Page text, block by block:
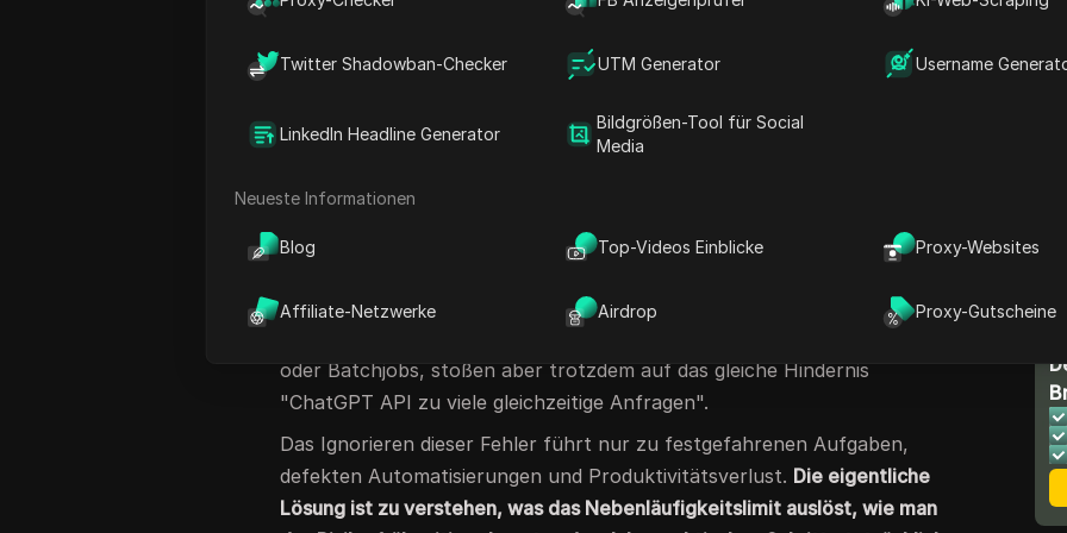
Twitter Shadowban-Checker UTM Generator Username
LinkedIn Headline Generator
Bildgrößen-Tool für Social
Media
Neueste Informationen
Blog Top-Videos Einblicke Proxy-Websites
Affiliate-Netzwerke Airdrop Proxy-Gutscheine
nicht beim Testen. Die API-Dokumentation von OpenAI ist klar bezüglich
Nebenläufigkeitsgrenzen, aber die reale Welt wirft weitere
Herausforderungen: Teammitglieder setzen bei geringer Nutzung auf
"ChatGPT zu viele Anfragen"-Warnungen, und Massenaufträge können
stundenlang ins Stocken kommen, wenn man die Warteschlange nicht
ein unkontrolliertes Skript, manchmal eine falsch konfigurierte
Automatisierung oder ein Dashboard-Refresh, das leise Dutzende von
zu beheben, indem sie ihre Anfragen verlangsamen, aber das führt nur
oder Batchjobs, stoßen aber trotzdem auf das gleiche Hindernis
"ChatGPT API zu viele gleichzeitige Anfragen".
Das Ignorieren dieser Fehler führt nur zu festgefahrenen Aufgaben,
defekten Automatisierungen und Produktivitätsverlust. Die eigentliche
Lösung ist zu verstehen, was das Nebenläufigkeitslimit auslöst, wie man